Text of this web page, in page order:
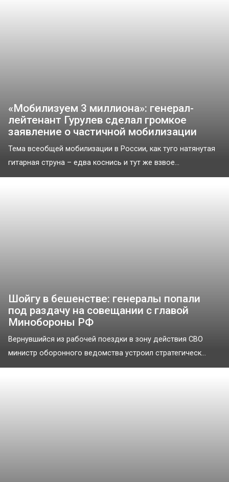
«Мобилизуем 3 миллиона»: генерал-
лейтенант Гурулев сделал громкое
заявление о частичной мобилизации
Тема всеобщей мобилизации в России, как туго натянутая
гитарная струна – едва коснись и тут же взвое...
Шойгу в бешенстве: генералы попали
под раздачу на совещании с главой
Минобороны РФ
Вернувшийся из рабочей поездки в зону действия СВО
министр оборонного ведомства устроил стратегическ...